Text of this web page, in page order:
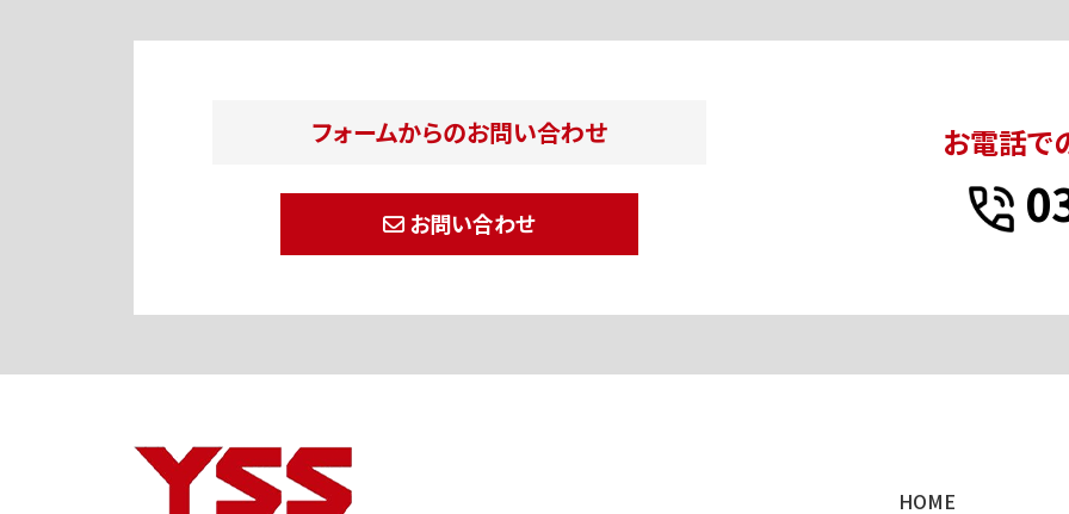
フォームからのお問い合わせ
お問い合わせ
お電話で
HOME